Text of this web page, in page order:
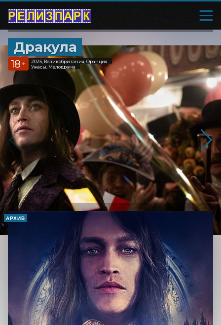
Дракула
18 +
2025, Великобритания, Франция
Ужасы, Мелодрама
АРХИВ